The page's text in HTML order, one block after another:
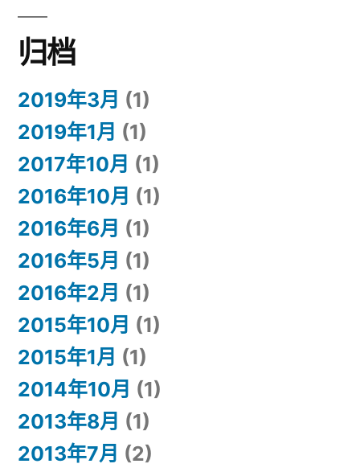
归档
2019年3月 (1)
2019年1月 (1)
2017年10月 (1)
2016年10月 (1)
2016年6月 (1)
2016年5月 (1)
2016年2月 (1)
2015年10月 (1)
2015年1月 (1)
2014年10月 (1)
2013年8月 (1)
2013年7月 (2)